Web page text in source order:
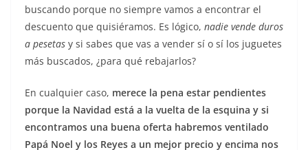
buscando porque no siempre vamos a encontrar el
descuento que quisiéramos. Es lógico, nadie vende duros
a pesetas y si sabes que vas a vender sí o sí los juguetes
más buscados, ¿para qué rebajarlos?
En cualquier caso, merece la pena estar pendientes
porque la Navidad está a la vuelta de la esquina y si
encontramos una buena oferta habremos ventilado
Papá Noel y los Reyes a un mejor precio y encima nos